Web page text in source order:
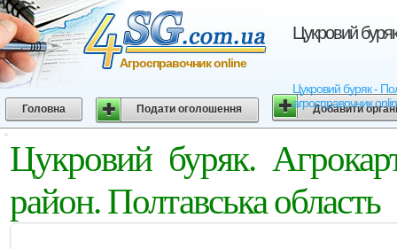
Цукровий
Цукровий буряк -
агросправочник
Агросправочник online
Головна Подати оголошення Добавити
Цукровий буряк.
район. Полтавська область